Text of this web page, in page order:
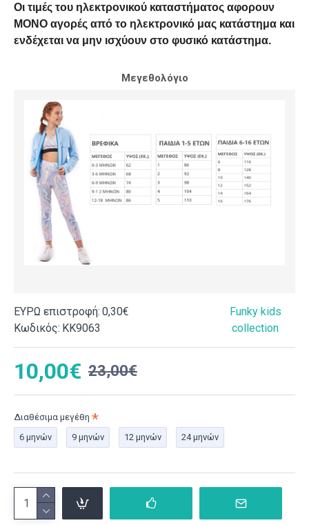
Οι τιμές του ηλεκτρονικού καταστήματος αφορουν
ΜΟΝΟ αγορές από το ηλεκτρονικό μας κατάστημα και
ενδέχεται να μην ισχύουν στο φυσικό κατάστημα.
Μεγεθολόγιο
ΕΥΡΩ επιστροφή: 0,30€
Κωδικός: ΚΚ9063
Funky kids
collection
10,00€ 23,00€
Διαθέσιμα μεγέθη
6 μηνών
9 μηνών 12 μηνών 24 μηνών